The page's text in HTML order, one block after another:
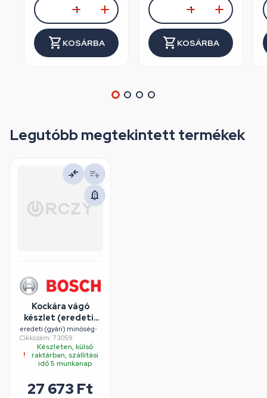
KOSÁRBA KOSÁRBA
Legutóbb megtekintett termékek
Kockára vágó
készlet (eredeti)
BOSCH aprítógép
eredeti (gyári) minőség•
Cikkszám: 73059
Készleten, külső
raktárban, szállítási
idő 5 munkanap
27 673 Ft